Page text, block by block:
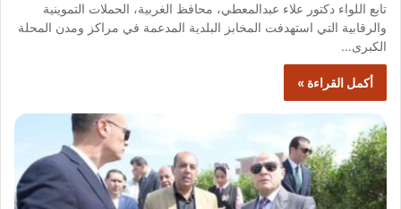
تابع اللواء دكتور علاء عبدالمعطي، محافظ الغربية، الحملات التموينية
والرقابية التي استهدفت المخابز البلدية المدعمة في مراكز ومدن المحلة
الكبرى…
أكمل القراءة »